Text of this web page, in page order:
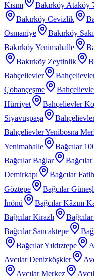
Kısım
Bakırköy Ataköy
Bakırköy Cevizlik
Osmaniye
Bakırköy
Bakırköy Yenimahalle
Bakırköy Zeytinlik
Bahçelievler
Çobançeşme
Hürriyet
Bahçelievler
Siyavuşpaşa
Bahçelievler Yenibosna
Yenimahalle
Bağcılar
Bağcılar Bağlar
Demirkapı
Bağcılar Fatih
Göztepe
Bağcılar
İnönü
Bağcılar Kâzım
Bağcılar Kirazlı
Bağcılar Sancaktepe
Bağcılar Yıldıztepe
Avcılar Denizköşkler
Avcılar Merkez